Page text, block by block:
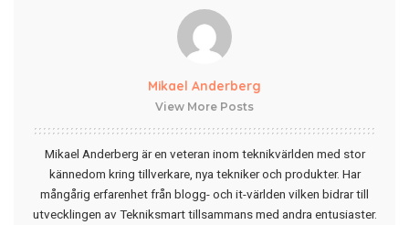
Mikael Anderberg
View More Posts
Mikael Anderberg är en veteran inom teknikvärlden med stor
kännedom kring tillverkare, nya tekniker och produkter. Har
mångårig erfarenhet från blogg- och it-världen vilken bidrar till
utvecklingen av Tekniksmart tillsammans med andra entusiaster.